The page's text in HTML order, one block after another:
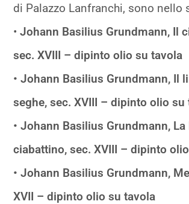
di Palazzo Lanfranchi, sono nello
• Johann Basilius Grundmann, Il
sec. XVIII – dipinto olio su tavola
• Johann Basilius Grundmann, Il
seghe, sec. XVIII – dipinto olio su
• Johann Basilius Grundmann,
ciabattino, sec. XVIII – dipinto
• Johann Basilius Grundmann,
XVII – dipinto olio su tavola